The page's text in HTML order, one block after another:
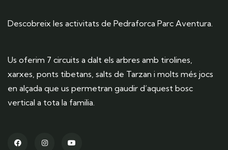
Descobreix les activitats de Pedraforca Parc Aventura.
Us oferim 7 circuits a dalt els arbres amb tirolines,
xarxes, ponts tibetans, salts de Tarzan i molts més jocs
en alçada que us permetran gaudir d’aquest bosc
vertical a tota la familia.